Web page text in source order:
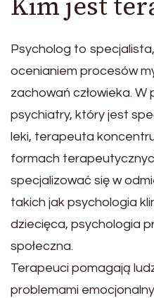
Psycholog to
ocenianiem procesów
zachowań człowieka.
psychiatry, który jest
leki, terapeuta
formach
specjalizować się w
takich jak psychologia
dziecięca, psychologia
społeczna.
Terapeuci pomagają
problemami